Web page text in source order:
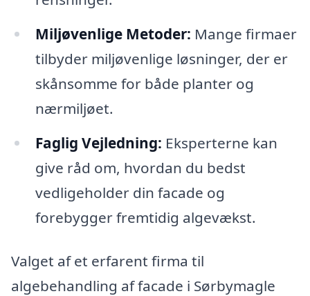
Miljøvenlige Metoder: Mange firmaer
tilbyder miljøvenlige løsninger, der er
skånsomme for både planter og
nærmiljøet.
Faglig Vejledning: Eksperterne kan
give råd om, hvordan du bedst
vedligeholder din facade og
forebygger fremtidig algevækst.
Valget af et erfarent firma til
algebehandling af facade i Sørbymagle